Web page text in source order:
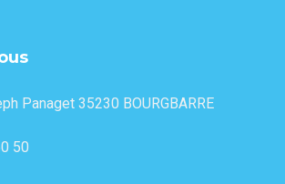
Panaget 35230 BOURGBARRE
50